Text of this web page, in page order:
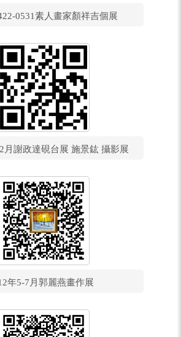
0531素人畫家顏祥吉個展
月謝政達硯台展 施景鈜 攝影展
年5-7月郭麗燕畫作展